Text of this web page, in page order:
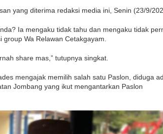
yang diterima redaksi media ini, Senin (23/9/
Ia mengaku tidak tahu dan mengaku tidak
Wa Relawan Cetakgayam.
share mas,” tutupnya singkat.
mengajak memilih salah satu Paslon, diduga
Jombang yang ikut mengantarkan Paslon